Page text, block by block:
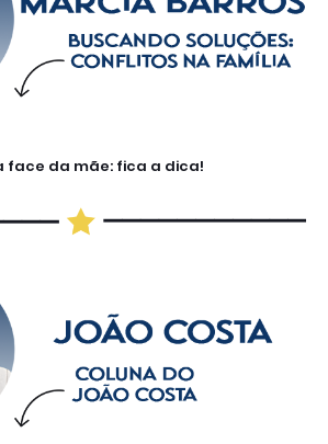
face da mãe: fica a dica!